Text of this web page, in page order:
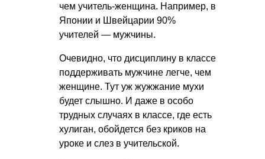
чем учитель-женщина. Например, в
Японии и Швейцарии 90%
учителей — мужчины.
Очевидно, что дисциплину в классе
поддерживать мужчине легче, чем
женщине. Тут уж жужжание мухи
будет слышно. И даже в особо
трудных случаях в классе, где есть
хулиган, обойдется без криков на
уроке и слез в учительской.